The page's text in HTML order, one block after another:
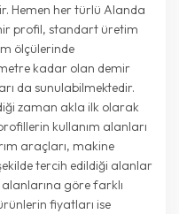
Hemen her türlü Alanda
profil, standart üretim
ölçülerinde
kadar olan demir
da sunulabilmektedir.
zaman akla ilk olarak
kullanım alanları
araçları, makine
tercih edildiği alanlar
göre farklı
fiyatları ise